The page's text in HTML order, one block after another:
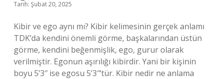
Tarih: Şubat 20, 2025
Kibir ve ego aynı mı? Kibir kelimesinin gerçek anlamı
TDK’da kendini önemli görme, başkalarından üstün
görme, kendini beğenmişlik, ego, gurur olarak
verilmiştir. Egonun aşırılığı kibirdir. Yani bir kişinin
boyu 5’3″ ise egosu 5’3″‘tür. Kibir nedir ne anlama